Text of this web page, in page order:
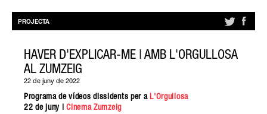
PROJECTA
HAVER D'EXPLICAR-ME | AMB L'ORGULLOSA
AL ZUMZEIG
22 de juny de 2022
Programa de vídeos dissidents per aL'Orgullosa
22 de juny |Cinema Zumzeig